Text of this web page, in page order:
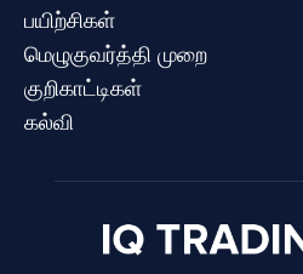
பயிற்சிகள்
மெழுகுவர்த்தி முறை
குறிகாட்டிகள்
கல்வி